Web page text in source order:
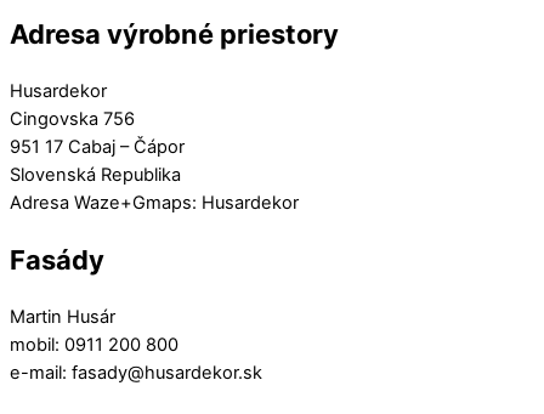
Adresa výrobné priestory
Husardekor
Cingovska 756
951 17 Cabaj – Čápor
Slovenská Republika
Adresa Waze+Gmaps: Husardekor
Fasády
Martin Husár
mobil: 0911 200 800
e-mail: fasady@husardekor.sk